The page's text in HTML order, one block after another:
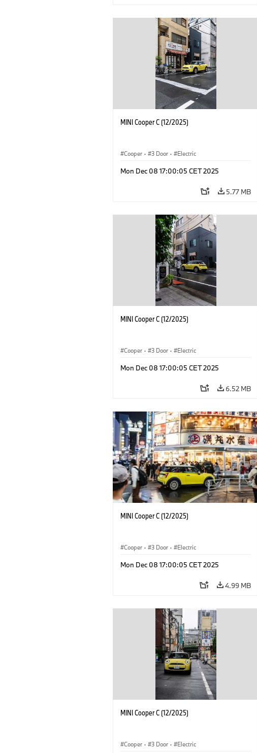
MINI Cooper C (12/2025)
Cooper · 3 Door · Electric
Mon Dec 08 17:00:05 CET 2025
5.77 MB
MINI Cooper C (12/2025)
Cooper · 3 Door · Electric
Mon Dec 08 17:00:05 CET 2025
6.52 MB
MINI Cooper C (12/2025)
Cooper · 3 Door · Electric
Mon Dec 08 17:00:05 CET 2025
4.99 MB
MINI Cooper C (12/2025)
Cooper · 3 Door · Electric